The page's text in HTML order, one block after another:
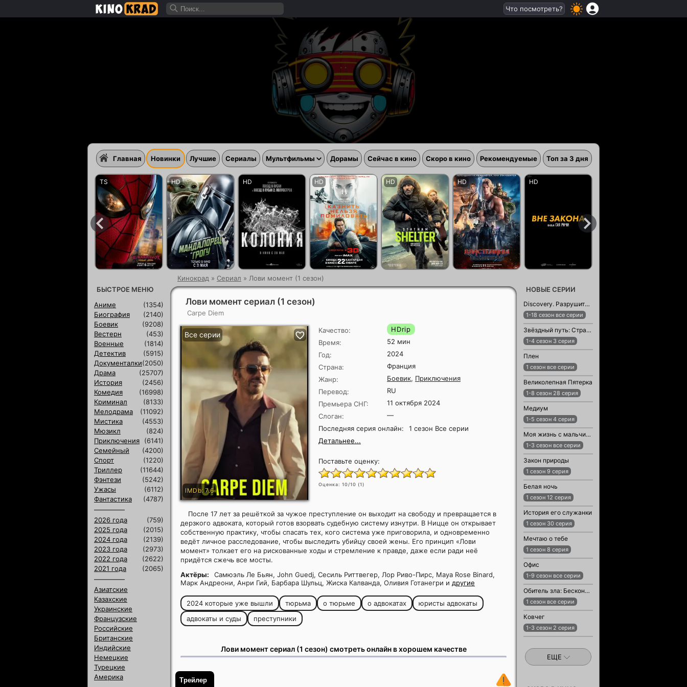
Кинокрад » Сериал » Лови момент (1 сезон)
Лови момент сериал (1 сезон)
Carpe Diem
IMDb: 7.6
Все серии Качество:
HDrip
Время:
52 мин
Год:
2024
Страна:
Франция
Жанр:
Боевик, Приключения
Перевод:
RU
Премьера СНГ:
11 октября 2024
Слоган:
—
Последняя серия онлайн:
1 сезон Все серии
Детальнее...
Поставьте оценку:
Оценка: 10/10 (1)
После 17 лет за решёткой за чужое преступление он выходит на свободу и превращается в
дерзкого адвоката, который готов взорвать судебную систему изнутри. В Ницце он открывает
собственную практику, чтобы спасать тех, кого система уже приговорила, и одновременно
ведёт личное расследование, чтобы выследить убийцу своей жены. Его принцип «Лови
момент» толкает его на рискованные ходы и стремление к правде, даже если ради неё
придётся сжечь все мосты.
Актёры:
Самюэль Ле Бьян, John Guedj, Сесиль Риттвегер, Лор Риво-Пирс, Maya Rose Binard,
Марк Андреони, Анри Гий, Барбара Шульц, Жиска Калванда, Оливия Готанегри и другие
2024 которые уже вышли тюрьма о тюрьме о адвокатах
юристы адвокаты
адвокаты и суды
преступники
Лови момент сериал (1 сезон) смотреть онлайн в хорошем качестве
Трейлер
БЫСТРОЕ МЕНЮ
Аниме
(1354)
Биография
(2140)
Боевик
(9208)
Вестерн
(453)
Военные
(1814)
Детектив
(5915)
Документалки(2050)
Драма
(25707)
История
(2456)
Комедия
(16998)
Криминал
(8133)
Мелодрама
(11092)
Мистика
(4553)
Мюзикл
(824)
Приключения
(6141)
Семейный
(4200)
Спорт
(1220)
Триллер
(11644)
Фэнтези
(5242)
Ужасы
(6112)
Фантастика
(4787)
2026 года
(759)
2025 года
(2015)
2024 года
(2139)
2023 года
(2973)
2022 года
(2622)
2021 года
(2065)
Азиатские
Казахские
Украинские
Французские
Российские
Британские
Индийские
Немецкие
Турецкие
Америка
НОВЫЕ СЕРИИ
Discovery. Разрушители легенд
1-18 сезон все серии
Звёздный путь: Странные новые миры
1-4 сезон 3 серия
Плен
1 сезон все серии
Великолепная Пятерка
1-8 сезон 28 серия
Медиум
1-5 сезон 4 серия
Моя жизнь с мальчиками Уолтер
1-3 сезон все серии
Закон природы
1 сезон 9 серия
Белая ночь
1 сезон 12 серия
История его служанки
1 сезон 30 серия
Мечтаю о тебе
1 сезон 8 серия
Офис
1-9 сезон все серии
Обитель зла: Бесконечная тьма
1 сезон все серии
Ковчег
1-3 сезон 2 серия
ЕЩЕ
Главная Новинки Лучшие Сериалы Мультфильмы Дорамы Сейчас в кино Скоро в кино Рекомендуемые Топ за 3 дня
Что посмотреть?